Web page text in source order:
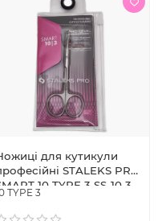
для кутикули
STALEKS PRO
10 TYPE 3 SS-10 3
TYPE 3